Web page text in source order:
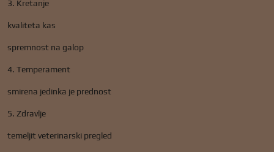
3. Kretanje
kvaliteta kas
spremnost na galop
4. Temperament
smirena jedinka je prednost
5. Zdravlje
temeljit veterinarski pregled